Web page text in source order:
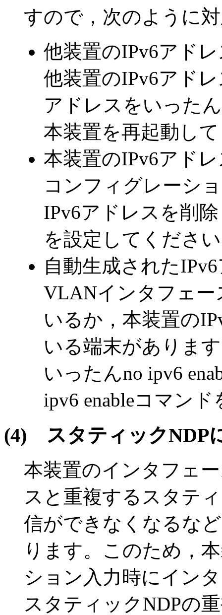
すので，次のように
他装置のIPv6アド
他装置のIPv6アド
アドレスをいった
本装置を再起動し
本装置のIPv6アド
コンフィグレーシ
IPv6アドレスを削
を設定してくださ
自動生成された
VLANインタフェー
いるか，本装置の
いる端末がありま
いったんno ipv6
ipv6 enableコマン
(4) スタティックNDP
本装置のインタフェ
スと重複するスタテ
信ができなくなるな
ります。このため，
ション入力時にイン
スタティックNDPの